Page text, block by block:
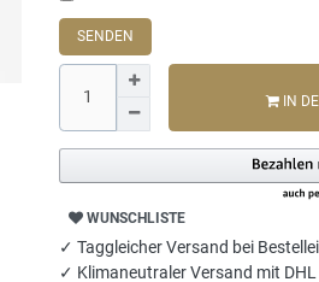
SENDEN
IN
WUNSCHLISTE
✓ Taggleicher Versand bei
✓ Klimaneutraler Versand mit DHL